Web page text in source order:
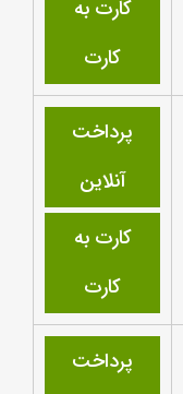
کارت به
کارت
پرداخت
آنلاین
کارت به
کارت
پرداخت